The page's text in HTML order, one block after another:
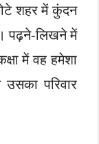
शहर में कुंदन
पढ़ने-लिखने में
में वह हमेशा
परिवार